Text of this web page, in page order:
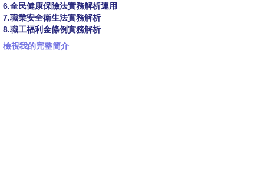
6.全民健康保險法實務解析運用
7.職業安全衛生法實務解析
8.職工福利金條例實務解析
檢視我的完整簡介